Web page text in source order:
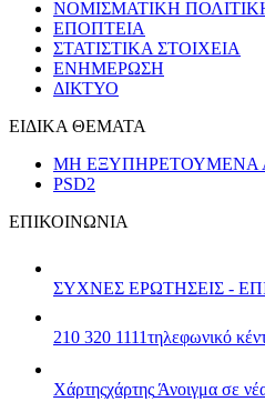
ΝΟΜΙΣΜΑΤΙΚΗ
ΕΠΟΠΤΕΙΑ
ΣΤΑΤΙΣΤΙΚΑ ΣΤΟΙΧΕΙΑ
ΕΝΗΜΕΡΩΣΗ
ΔΙΚΤΥΟ
ΕΙΔΙΚΑ ΘΕΜΑΤΑ
ΜΗ ΕΞΥΠΗΡΕΤΟΥΜΕΝΑ
PSD2
ΕΠΙΚΟΙΝΩΝΙΑ
ΣΥΧΝΕΣ ΕΡΩΤΗΣΕΙΣ -
210 320 1111τηλεφωνικό
Χάρτηςχάρτης Άνοιγμα σε